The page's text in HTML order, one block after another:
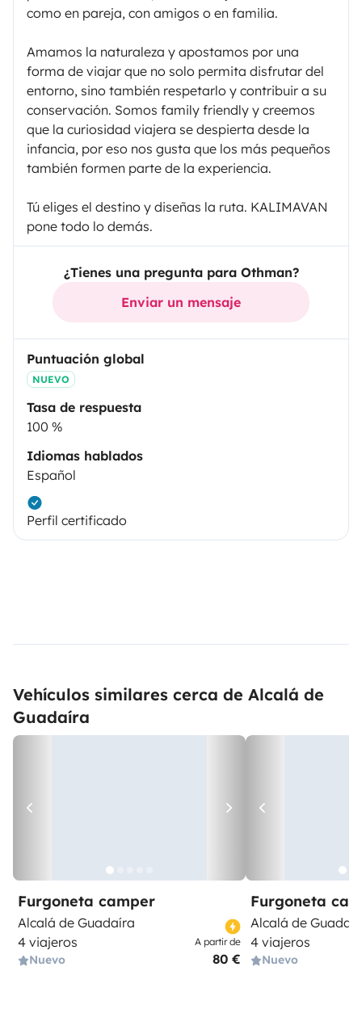
como en pareja, con amigos o en familia.
Amamos la naturaleza y apostamos por una
forma de viajar que no solo permita disfrutar del
entorno, sino también respetarlo y contribuir a su
conservación. Somos family friendly y creemos
que la curiosidad viajera se despierta desde la
infancia, por eso nos gusta que los más pequeños
también formen parte de la experiencia.
Tú eliges el destino y diseñas la ruta. KALIMAVAN
pone todo lo demás.
¿Tienes una pregunta para Othman?
Enviar un mensaje
Puntuación global
NUEVO
Tasa de respuesta
100 %
Idiomas hablados
Español
Perfil certificado
Vehículos similares cerca de Alcalá de
Guadaíra
Furgoneta camper
Alcalá de Guadaíra
4 viajeros
Nuevo
A partir de
80 €
Furgoneta
Alcalá de
4 viajeros
Nuevo